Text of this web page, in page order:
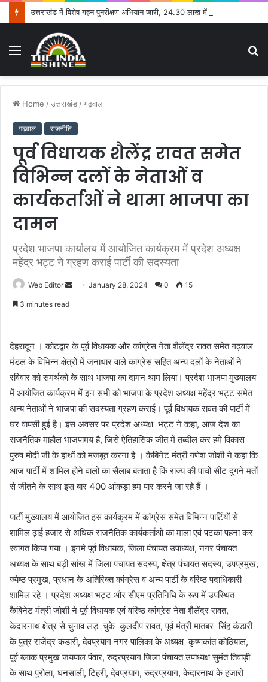
Menu
Home /उत्तराखंड /गढ़वाल
गढ़वाल राजनीति
पूर्व विधायक शैलेंद्र रावत समेत
विभिन्न दलों के नेताओं व
कार्यकर्ताओं ने थामा भाजपा का
दामन
प्रदेश भाजपा कार्यालय में आयोजित कार्यक्रम में प्रदेश अध्यक्ष
महेंद्र भट्ट ने ग्रहण कराई पार्टी की सदस्यता
Web Editor
a
n
e
i
l
January 28, 2024 0 15
3 minutes read
देहरादून । कोटद्वार के पूर्व विधायक और कांग्रेस नेता शैलेंद्र रावत समेत गढ़वाल
मंडल के विभिन्न क्षेत्रों में जनाधार वाले काग्रेस सहित अन्य दलों के नेताओं ने
रविवार को समर्थको के साथ भाजपा का दामन थाम लिया। प्रदेश भाजपा मुख्यालय
में आयोजित कार्यक्रम में इन सभी को भाजपा के प्रदेश अध्यक्ष महेंद्र भट्ट समेत
अन्य नेताओं ने भाजपा की सदस्यता ग्रहण कराई। पूर्व विधायक रावत की पार्टी में
घर वापसी हुई है। इस अवसर पर प्रदेश अध्यक्ष भट्ट ने कहा, आज देश का
राजनैतिक माहौल भाजपामय है, जिसे ऐतिहासिक जीत में तब्दील कर हमे विकास
पुरुष मोदी जी के हाथों को मजबूत करना है । कैबिनेट मंत्री गणेश जोशी ने कहा कि
आज पार्टी में शामिल होने वालों का सैलाब बताता है कि राज्य की पांचों सीट दुगने मतों
से जीतने के साथ इस बार 400 आंकड़ा हम पार करने जा रहे हैं ।
पार्टी मुख्यालय में आयोजित इस कार्यक्रम में कांग्रेस समेत विभिन्न पार्टियों से
शामिल ढ़ाई हजार से अधिक राजनैतिक कार्यकर्ताओं का माला एवं पटका पहना कर
स्वागत किया गया । इनमे पूर्व विधायक, जिला पंचायत उपाध्यक्ष, नगर पंचायत
अध्यक्ष के साथ बड़ी सांख में जिला पंचायत सदस्य, क्षेत्र पंचायत सदस्य, उपप्रमुख,
ज्येष्ठ प्रमुख, प्रधान के अतिरिक्त कांग्रेस व अन्य पार्टी के वरिष्ठ पदाधिकारी
शामिल रहे । प्रदेश अध्यक्ष भट्ट और सीएम प्रतिनिधि के रूप में उपस्थित
कैबिनेट मंत्री जोशी ने पूर्व विधायक एवं वरिष्ठ कांग्रेस नेता शैलेंद्र रावत,
केदारनाथ क्षेत्र से चुनाव लड़ चुके कुलदीप रावत, पूर्व मंत्री मातबर सिंह कंडारी
के पुत्र राजेंद्र कंडारी, देवप्रयाग नगर पालिका के अध्यक्ष कृष्णकांत कोठियाल,
पूर्व ब्लाक प्रमुख जयपाल पंवार, रुद्रप्रयाग जिला पंचायत उपाध्यक्ष सुमंत तिवाड़ी
के साथ पुरोला, घनसाली, टिहरी, देवप्रयाग, रुद्रप्रयाग, केदारनाथ के हजारों